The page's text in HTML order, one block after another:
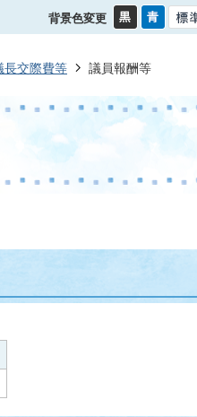
背景色変更
長交際費等 議員報酬等